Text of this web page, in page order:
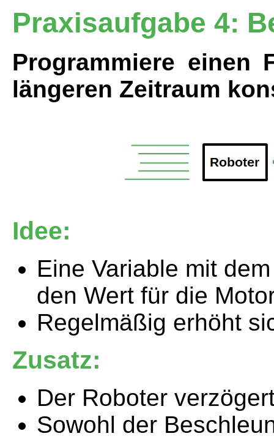
Praxisaufgabe 4:
Programmiere einen
längeren Zeitraum
Idee:
Eine Variable mit
den Wert für die
Regelmäßig erhöht
Zusatz:
Der Roboter
Sowohl der